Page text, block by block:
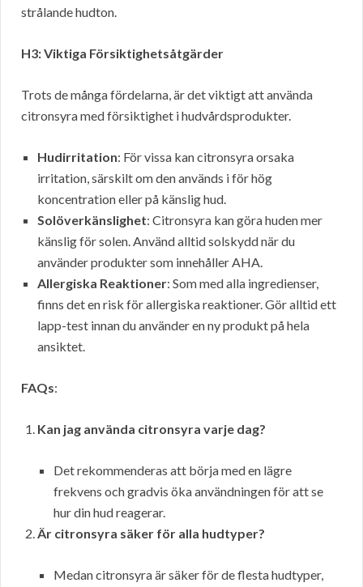
strålande hudton.
H3: Viktiga Försiktighetsåtgärder
Trots de många fördelarna, är det viktigt att använda
citronsyra med försiktighet i hudvårdsprodukter.
Hudirritation: För vissa kan citronsyra orsaka
irritation, särskilt om den används i för hög
koncentration eller på känslig hud.
Solöverkänslighet: Citronsyra kan göra huden mer
känslig för solen. Använd alltid solskydd när du
använder produkter som innehåller AHA.
Allergiska Reaktioner: Som med alla ingredienser,
finns det en risk för allergiska reaktioner. Gör alltid ett
lapp-test innan du använder en ny produkt på hela
ansiktet.
FAQs:
Kan jag använda citronsyra varje dag?
Det rekommenderas att börja med en lägre
frekvens och gradvis öka användningen för att se
hur din hud reagerar.
Är citronsyra säker för alla hudtyper?
Medan citronsyra är säker för de flesta hudtyper,